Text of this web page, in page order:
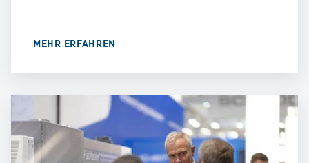
MEHR ERFAHREN